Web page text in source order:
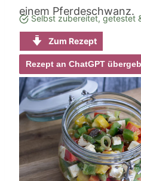
Selbst zubereitet, getestet
Zum Rezept
Rezept an ChatGPT